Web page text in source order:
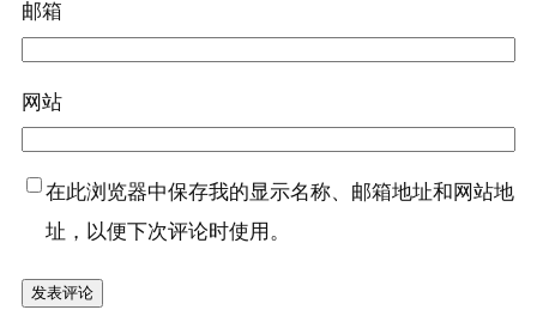
邮箱
网站
在此浏览器中保存我的显示名称、邮箱地址和网站地
址，以便下次评论时使用。